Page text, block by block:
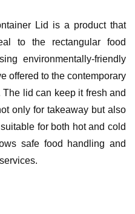
Lid is a product that
to the rectangular food
environmentally-friendly
offered to the contemporary
The lid can keep it fresh and
only for takeaway but also
suitable for both hot and cold
safe food handling and